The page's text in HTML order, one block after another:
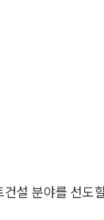
건설 분야를 선